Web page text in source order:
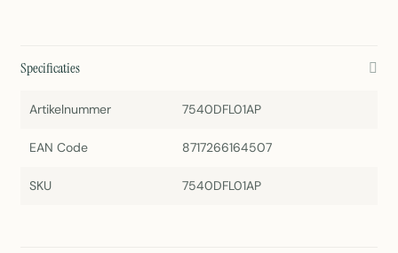
Specificaties
Artikelnummer 7540DFL01AP
EAN Code 8717266164507
SKU 7540DFL01AP